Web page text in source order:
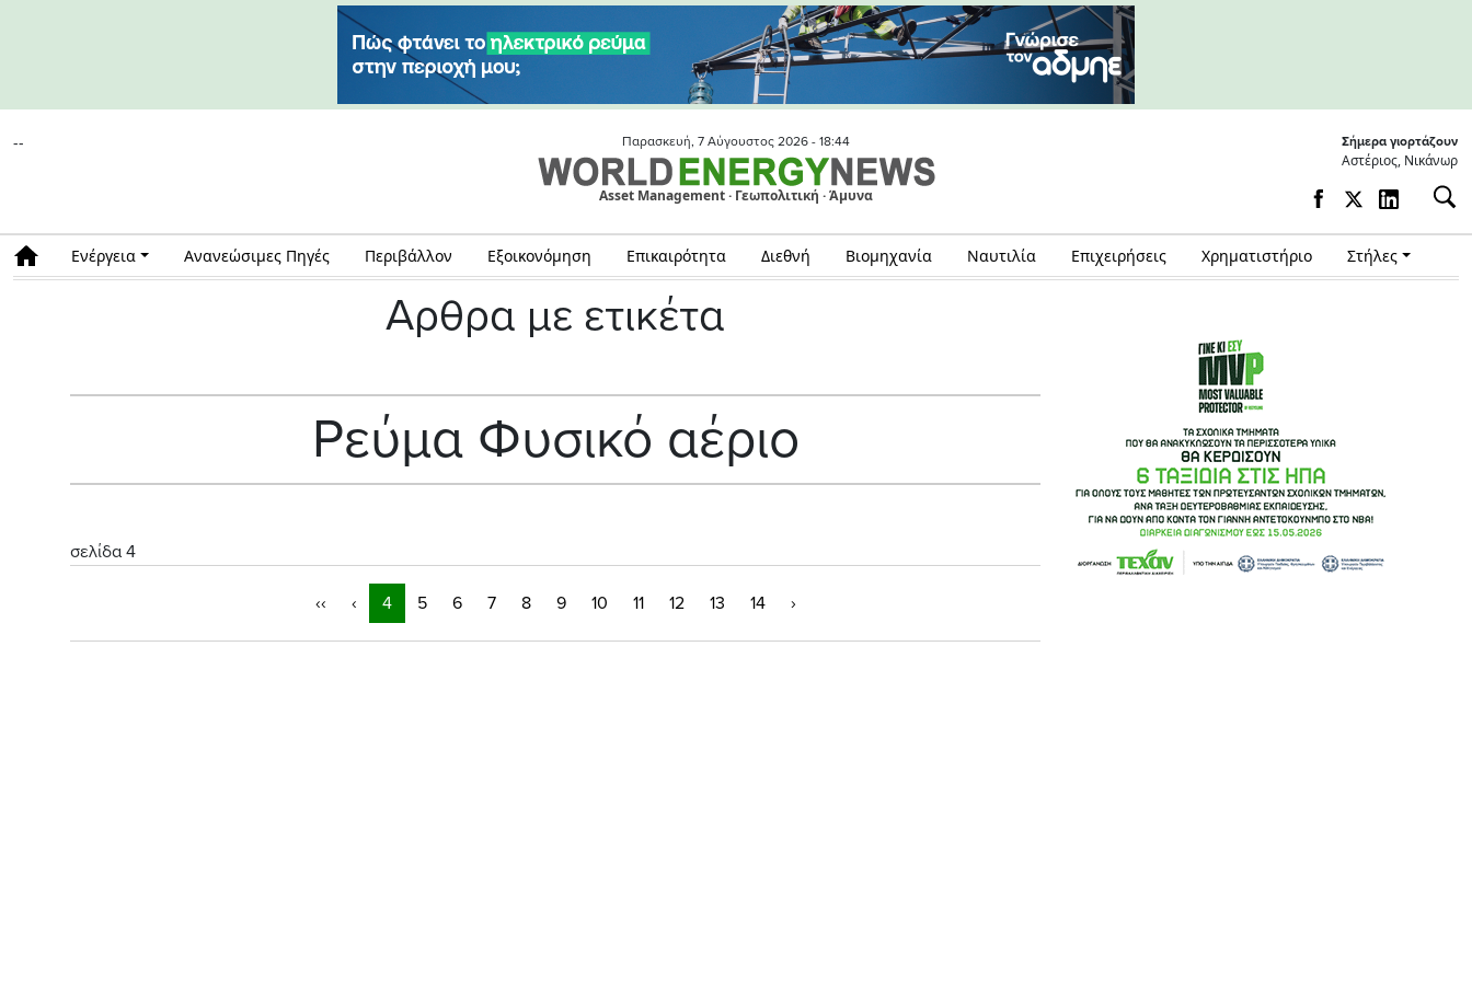
-- Παρασκευή, 7 Αύγουστος 2026 - 18:44
Asset Management · Γεωπολιτική · Άμυνα
Σήμερα γιορτάζουν
Αστέριος, Νικάνωρ
Ενέργεια Ανανεώσιμες Πηγές Περιβάλλον Εξοικονόμηση Επικαιρότητα Διεθνή Βιομηχανία Ναυτιλία Επιχειρήσεις Χρηματιστήριο Στήλες
Αρθρα με ετικέτα
Ρεύμα Φυσικό αέριο
σελίδα 4
‹‹ ‹ 4 5 6 7 8 9 10 11 12 13 14 ›